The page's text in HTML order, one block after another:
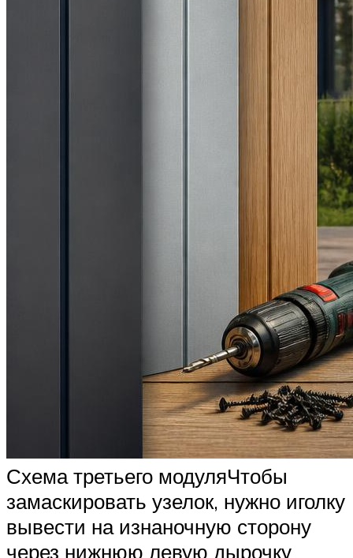
Схема третьего модуляЧтобы
замаскировать узелок, нужно иголку
вывести на изнаночную сторону
через нижнюю левую дырочку